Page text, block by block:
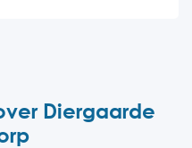
Diergaarde